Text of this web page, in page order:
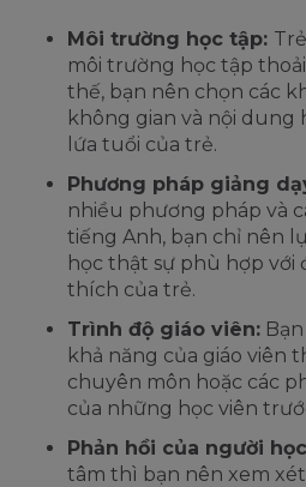
Môi trường học tập:
môi trường học tập
thế, bạn nên chọn các
không gian và nội dung
lứa tuổi của trẻ.
Phương pháp giảng
nhiều phương pháp và
tiếng Anh, bạn chỉ nên
học thật sự phù hợp với
thích của trẻ.
Trình độ giáo viên:
khả năng của giáo viên
chuyên môn hoặc các
của những học viên
Phản hồi của người
tâm thì bạn nên xem